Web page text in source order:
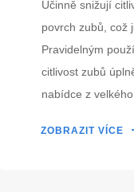
Účinně snižují
povrch zubů, což
Pravidelným
citlivost zubů
nabídce z
Citlivost zubů je
ZOBRAZIT VÍCE